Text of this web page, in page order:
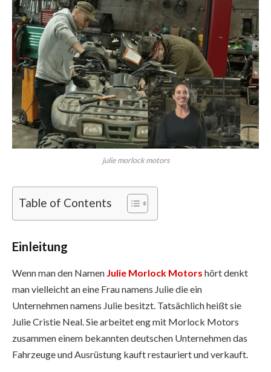
julie morlock motors
Table of Contents
Einleitung
Wenn man den Namen Julie Morlock Motors hört denkt
man vielleicht an eine Frau namens Julie die ein
Unternehmen namens Julie besitzt. Tatsächlich heißt sie
Julie Cristie Neal. Sie arbeitet eng mit Morlock Motors
zusammen einem bekannten deutschen Unternehmen das
Fahrzeuge und Ausrüstung kauft restauriert und verkauft.